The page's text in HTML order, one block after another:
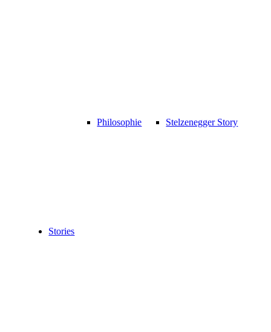
Philosophie Stelzenegger Story
Stories